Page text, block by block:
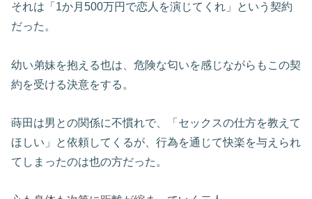
それは「1か月500万円で恋人を演じてくれ」という契約
だった。
幼い弟妹を抱える也は、危険な匂いを感じながらもこの契
約を受ける決意をする。
蒔田は男との関係に不慣れで、「セックスの仕方を教えて
ほしい」と依頼してくるが、行為を通じて快楽を与えられ
てしまったのは也の方だった。